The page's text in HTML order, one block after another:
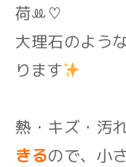
荷ꔛ‬♡‪⁡
大理石のよう
ります
熱・キズ・汚
きるので、 小